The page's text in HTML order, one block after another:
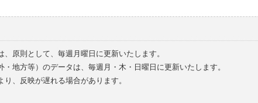
、原則として、毎週月曜日に更新いたします。
・地方等）のデータは、毎週月・木・日曜日に更新いたします。
り、反映が遅れる場合があります。